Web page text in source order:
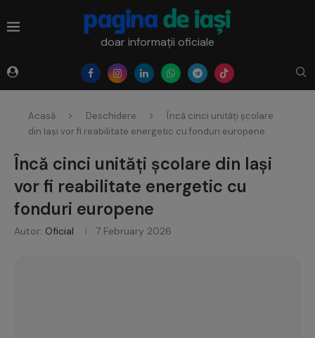
doar informații oficiale
Acasă Deschidere
Încă cinci unități școlare
din Iași vor fi reabilitate energetic cu fonduri europene
Încă cinci unități școlare din Iași
vor fi reabilitate energetic cu
fonduri europene
Autor: Oficial 7 February 2026